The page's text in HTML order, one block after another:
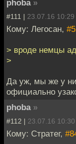
phoba »
#111 | 23.07.16 10:29
Кому: Легосан,
> вроде немцы
>
Да уж, мы же у
официально
phoba »
#112 | 23.07.16 10:30
Кому: Стратег,